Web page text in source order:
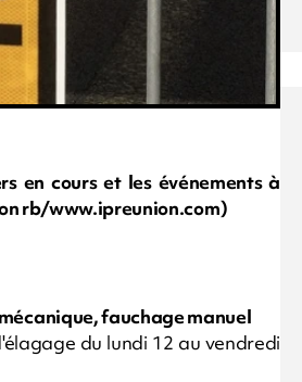
en cours et les événements à
rb/www.ipreunion.com)
fauchage manuel
du lundi 12 au vendredi